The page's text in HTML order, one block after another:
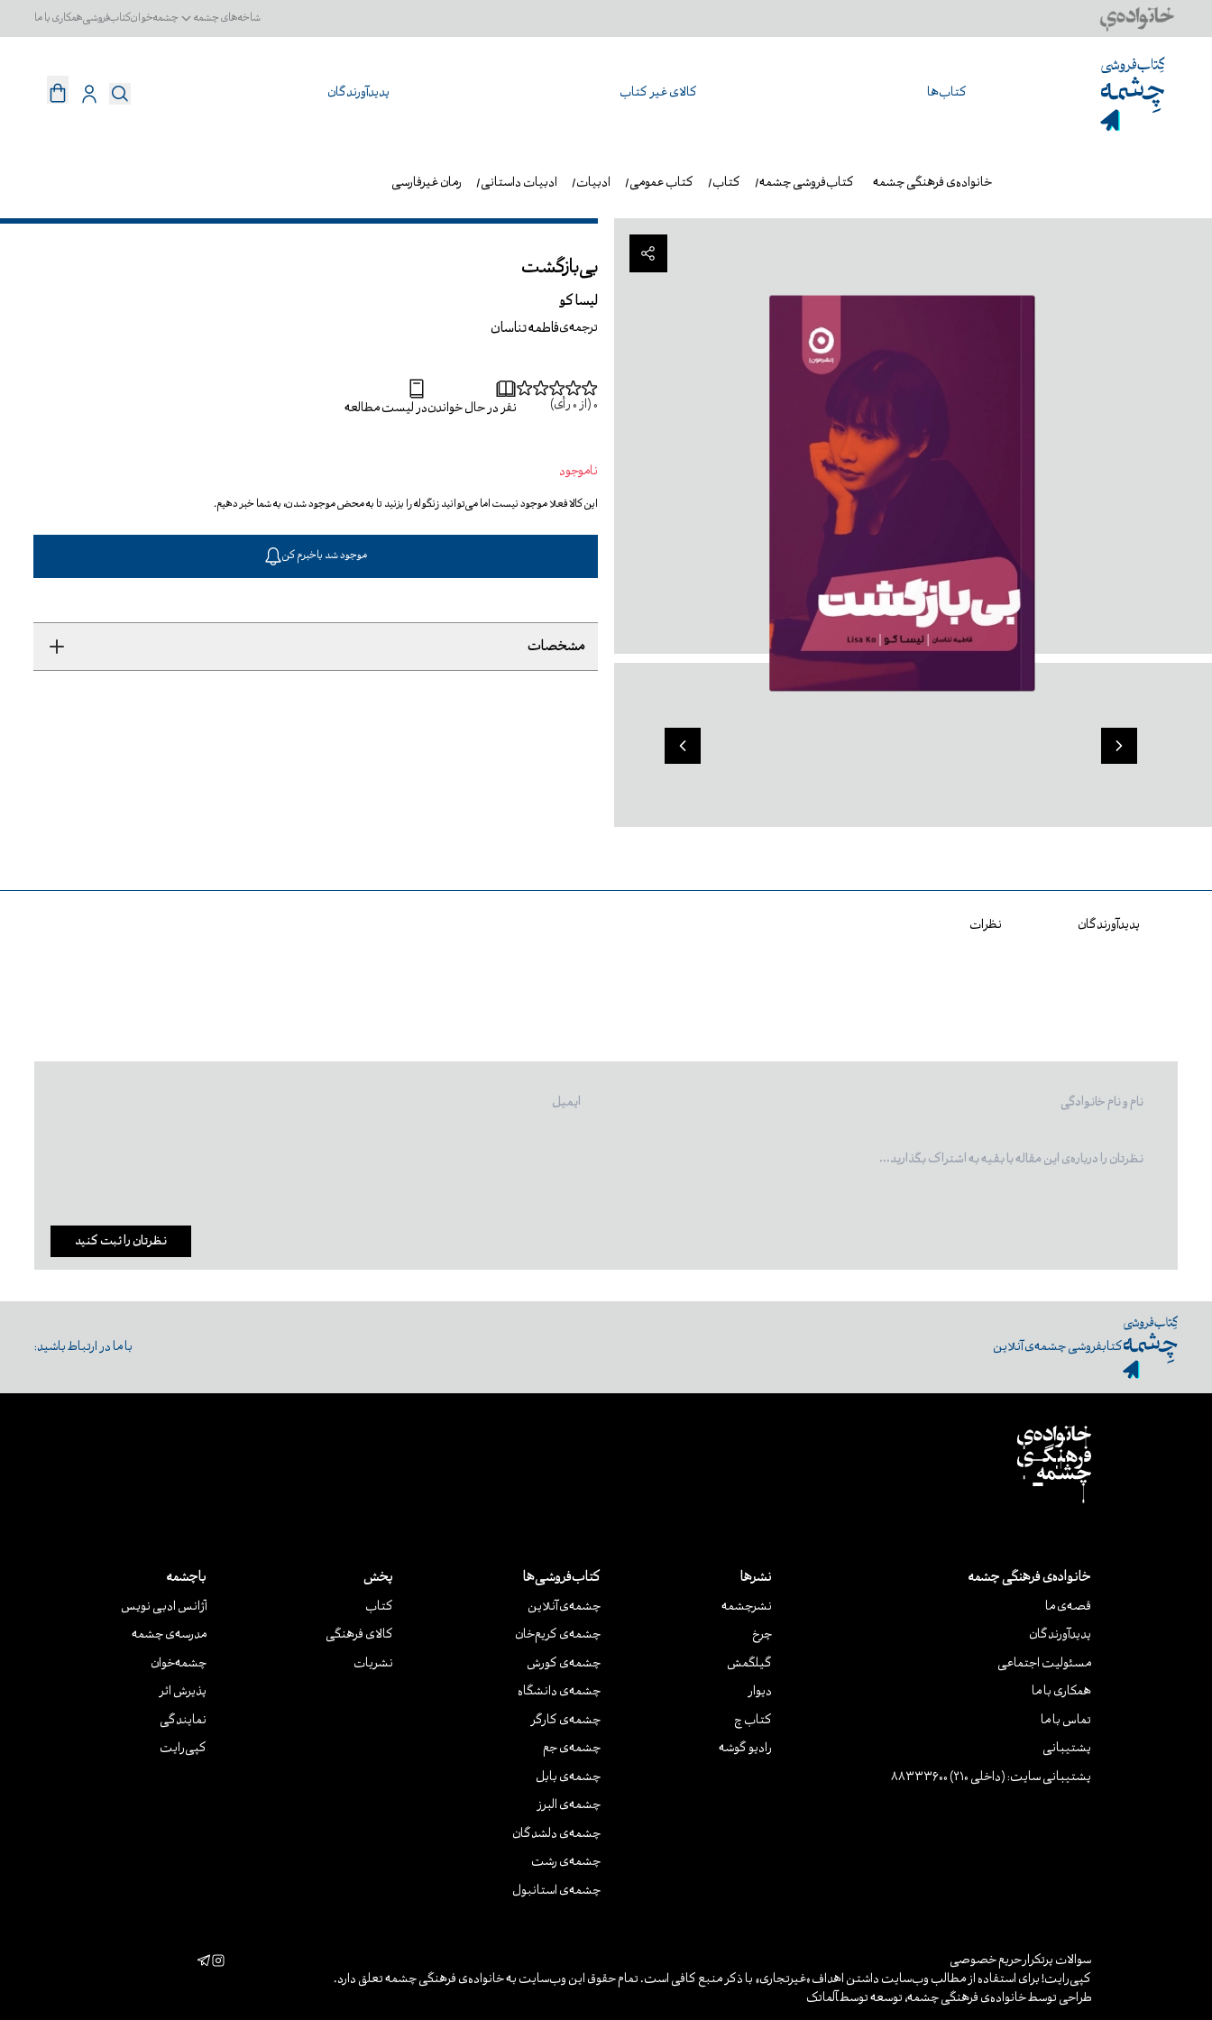
شاخه‌های چشمه چشمه‌خوانکتاب‌فروشیهمکاری با ما
کتاب‌ها کالای غیر کتاب پدیدآورندگان
رمان غیرفارسی ادبیات داستانی ادبیات کتاب عمومی کتاب کتاب‌فروشی چشمه خانواده‌ی فرهنگی چشمه
بی‌بازگشت
لیسا کو
ترجمه‌یفاطمه تناسان
0 (از 0 رأی) نفر در حال خواندندر لیست مطالعه
ناموجود
این کالا فعلا موجود نیست اما می‌توانید زنگوله را بزنید تا به محض موجود شدن، به شما خبر دهیم.
موجود شد باخبرم کن
مشخصات
پدیدآورندگان نظرات
نظرتان را ثبت کنید
کتابفروشی چشمه‌ی آنلاین با ما در ارتباط باشید:
خانواده‌ی فرهنگی چشمه
قصه‌ی ما
پدیدآورندگان
مسئولیت اجتماعی
همکاری با ما
تماس با ما
پشتیبانی
پشتیبانی سایت: (داخلی 210) 88333600
نشرها
نشر‌چشمه
چرخ
گیلگمش
دیوار
کتاب چ
رادیو گوشه
کتاب‌فروشی‌ها
چشمه‌ی آنلاین
چشمه‌ی کریم‌خان
چشمه‌ی کورش
چشمه‌ی دانشگاه
چشمه‌ی کارگر
چشمه‌ی جم
چشمه‌ی بابل
چشمه‌ی البرز
چشمه‌ی دلشدگان
چشمه‌ی رشت
چشمه‌ی استانبول
پخش
کتاب
کالای فرهنگی
نشریات
باچشمه
آژانس ادبی نویس
مدرسه‌ی چشمه
چشمه‌خوان
پذیرش اثر
نمایندگی
کپی‌رایت
سوالات پرتکرارحریم خصوصی
کپی‌رایت! برای استفاده از مطالب وب‌سایت داشتن اهداف «غیرتجاری» با ذکر منبع کافی است. تمام حقوق این وب‌سایت به خانواده‌ی فرهنگی چشمه تعلق دارد.
طراحی توسط خانواده‌ی فرهنگی چشمه، توسعه توسط آلماتک